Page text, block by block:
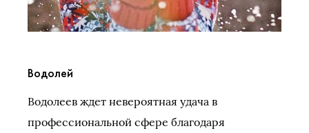
Водолей
Водолеев ждет невероятная удача в
профессиональной сфере благодаря